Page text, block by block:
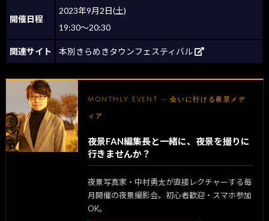
開催日程
2023年9月2日(土)
19:30～20:30
関連サイト 本別きらめきタウンフェスティバル
MONTHLY EVENT — 会いに行ける夜景メデ
ィア
夜景FAN編集長と一緒に、夜景を撮りに
行きませんか？
夜景写真家・中村勇太が直接レクチャーする毎
月開催の夜景撮影会。初心者歓迎・スマホ参加
OK。